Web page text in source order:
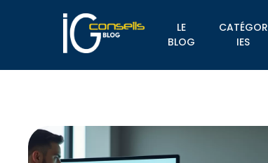
LE
BLOG
CATÉGOR
IES